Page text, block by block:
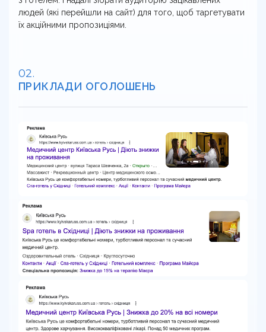
людей (які перейшли на сайт) для того, щоб таргетувати
їх акційними пропозиціями.
ПРИКЛАДИ ОГОЛОШЕНЬ